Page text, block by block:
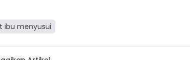
ibu menyusui